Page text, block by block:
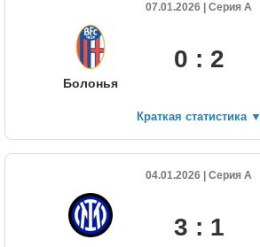
07.01.2026 | Серия А
Болонья
0 : 2
Краткая статистика ▼
04.01.2026 | Серия А
3 : 1